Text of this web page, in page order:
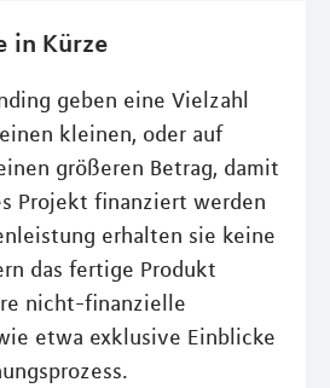
in Kürze
geben eine Vielzahl
kleinen, oder auf
größeren Betrag, damit
Projekt finanziert werden
erhalten sie keine
das fertige Produkt
nicht-finanzielle
etwa exklusive Einblicke